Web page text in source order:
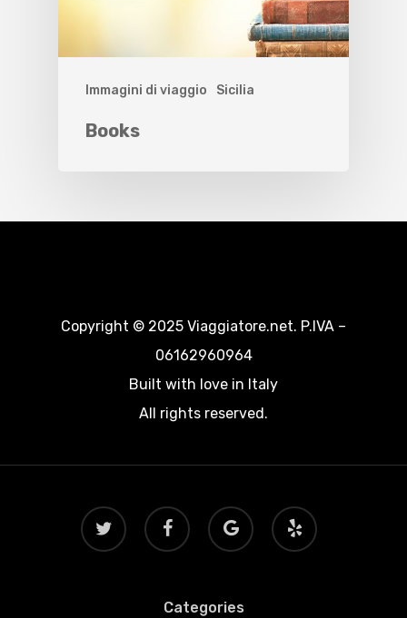
Immagini di viaggio Sicilia
Books
Copyright © 2025 Viaggiatore.net. P.IVA –
06162960964
Built with love in Italy
All rights reserved.
twitter facebook
google-
plus
yelp
Categories